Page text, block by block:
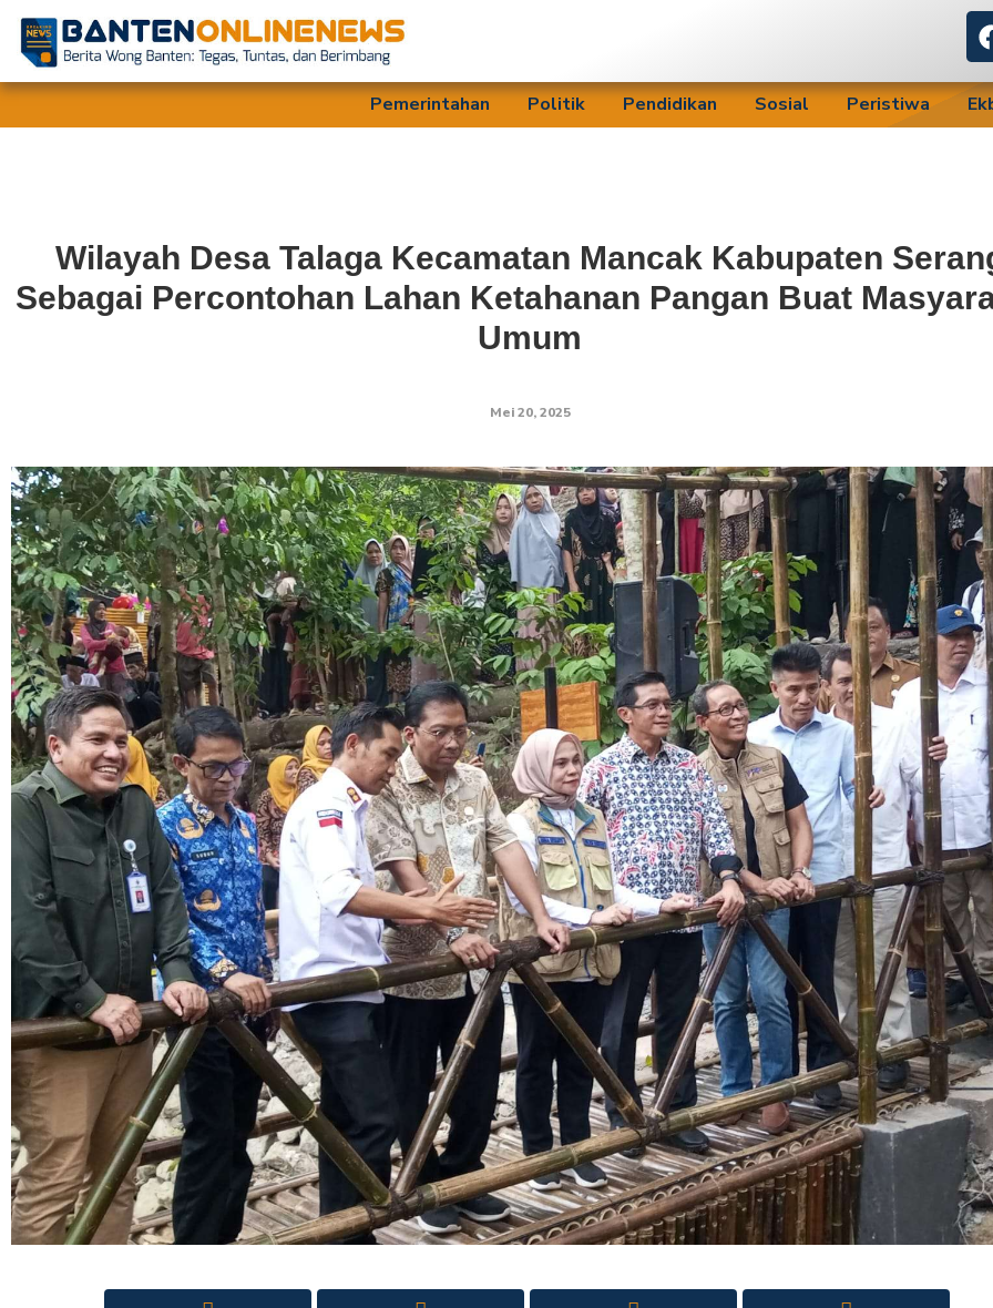
Pemerintahan Politik Pendidikan Sosial Peristiwa
Wilayah Desa Talaga Kecamatan Mancak Kabupaten
Sebagai Percontohan Lahan Ketahanan Pangan Buat
Umum
Mei 20, 2025